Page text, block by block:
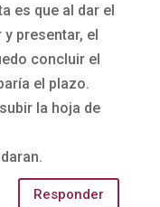
es que al dar el
presentar, el
concluir el
el plazo.
la hoja de
Responder